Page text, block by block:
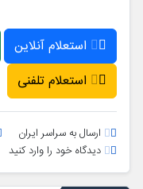
استعلام آنلاین
استعلام تلفنی
ارسال به سراسر ایران
دیدگاه خود را وارد کنید